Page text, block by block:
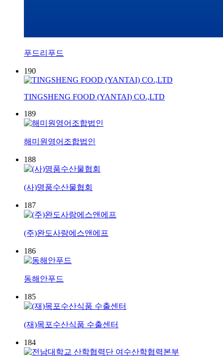
푸드리푸드
190
TINGSHENG FOOD (YANTAI) CO.,LTD
189
해미원영어조합법인
188
(사)명품수산물협회
187
(주)완도사랑에스앤에프
186
동해안푸드
185
(재)목포수산식품 수출센터
184